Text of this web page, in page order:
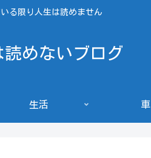
る限り人生は読めません
読めないブログ
生活 車